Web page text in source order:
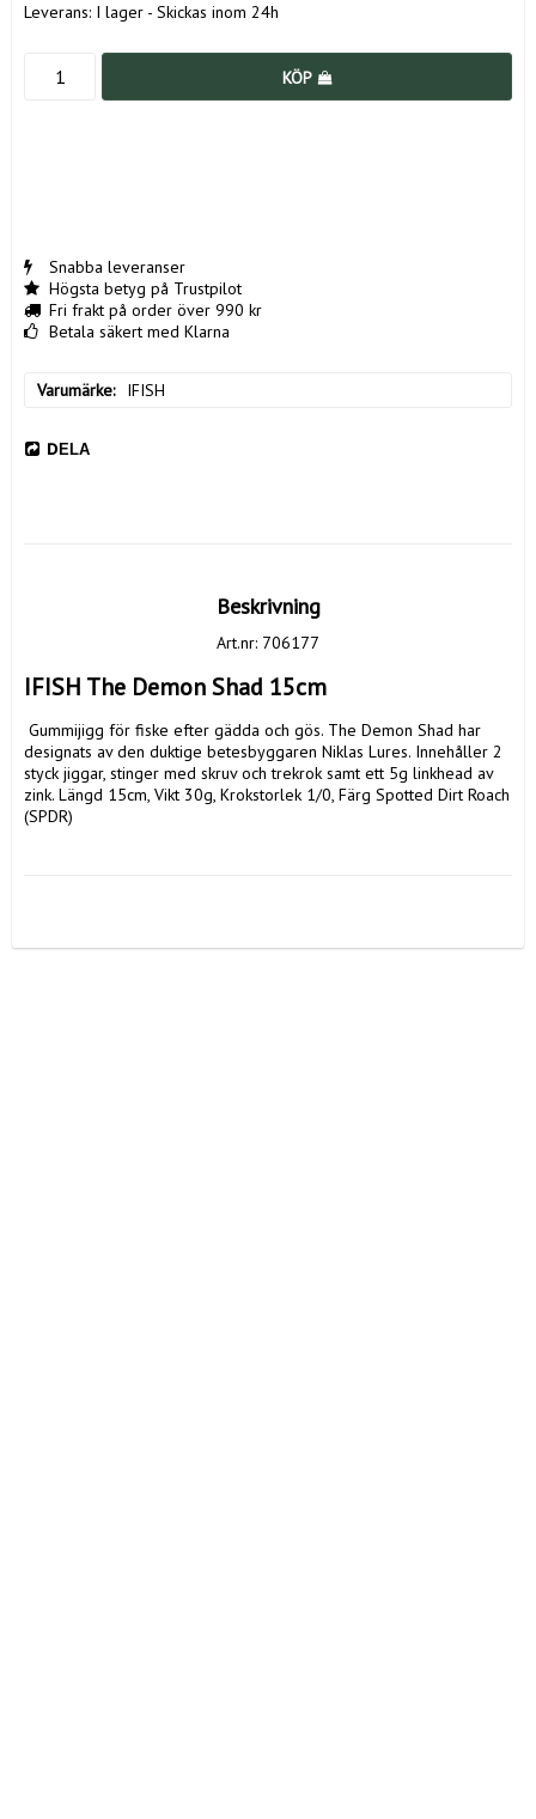
Leverans: I lager - Skickas inom 24h
KÖP
Snabba leveranser
Högsta betyg på Trustpilot
Fri frakt på order över 990 kr
Betala säkert med Klarna
Varumärke IFISH
DELA
Beskrivning
Art.nr: 706177
IFISH The Demon Shad 15cm
designats av den duktige betesbyggaren Niklas Lures. Innehåller 2
styck jiggar, stinger med skruv och trekrok samt ett 5g linkhead av
zink. Längd 15cm, Vikt 30g, Krokstorlek 1/0, Färg Spotted Dirt Roach
(SPDR)